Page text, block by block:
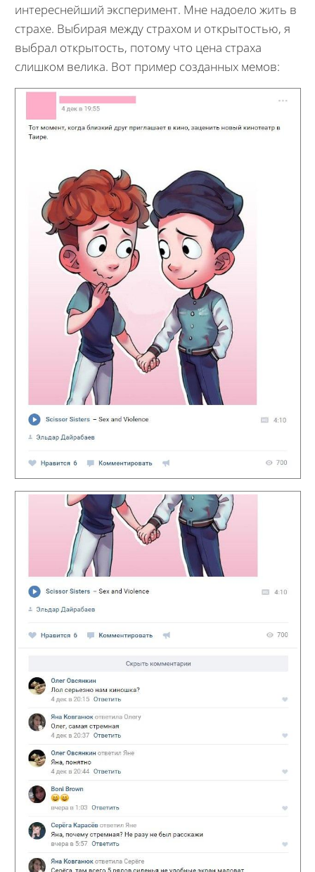
интереснейший эксперимент. Мне надоело жить в
страхе. Выбирая между страхом и открытостью, я
выбрал открытость, потому что цена страха
слишком велика. Вот пример созданных мемов: